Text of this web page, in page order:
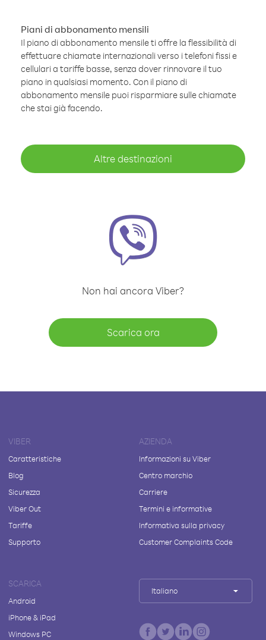
Piani di abbonamento mensili
Il piano di abbonamento mensile ti offre la flessibilità di
effettuare chiamate internazionali verso i telefoni fissi e
cellulari a tariffe basse, senza dover rinnovare il tuo
piano in qualsiasi momento. Con il piano di
abbonamento mensile puoi risparmiare sulle chiamate
che stai già facendo.
Altre destinazioni
Non hai ancora Viber?
Scarica ora
VIBER
Caratteristiche
Blog
Sicurezza
Viber Out
Tariffe
Supporto
AZIENDA
Informazioni su Viber
Centro marchio
Carriere
Termini e informative
Informativa sulla privacy
Customer Complaints Code
SCARICA
Android
iPhone & iPad
Windows PC
Italiano